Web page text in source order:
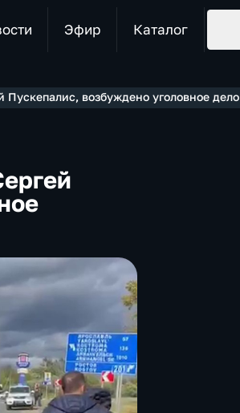
Эфир Каталог
возбуждено уголовное дело